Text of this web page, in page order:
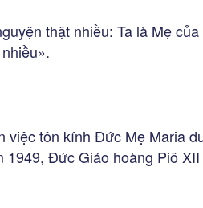
thật nhiều: Ta là Mẹ
việc tôn kính Đức Mẹ Maria
Đức Giáo hoàng Piô XII